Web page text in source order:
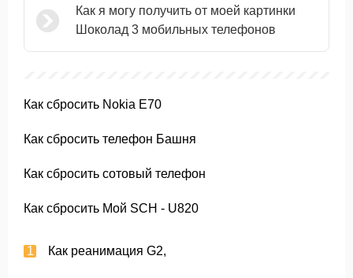
Как я могу получить от моей картинки
Шоколад 3 мобильных телефонов
Как сбросить Nokia E70
Как сбросить телефон Башня
Как сбросить сотовый телефон
Как сбросить Мой SCH - U820
Как реанимация G2,